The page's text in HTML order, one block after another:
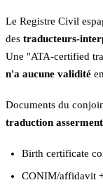
Le Registre Civil
des traducteurs-
Une "ATA-certified
n'a aucune validité
Documents du
traduction
Birth certificate
CONIM/affidavit